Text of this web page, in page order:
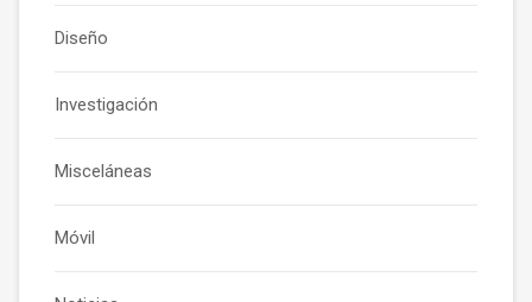
Diseño
Investigación
Misceláneas
Móvil